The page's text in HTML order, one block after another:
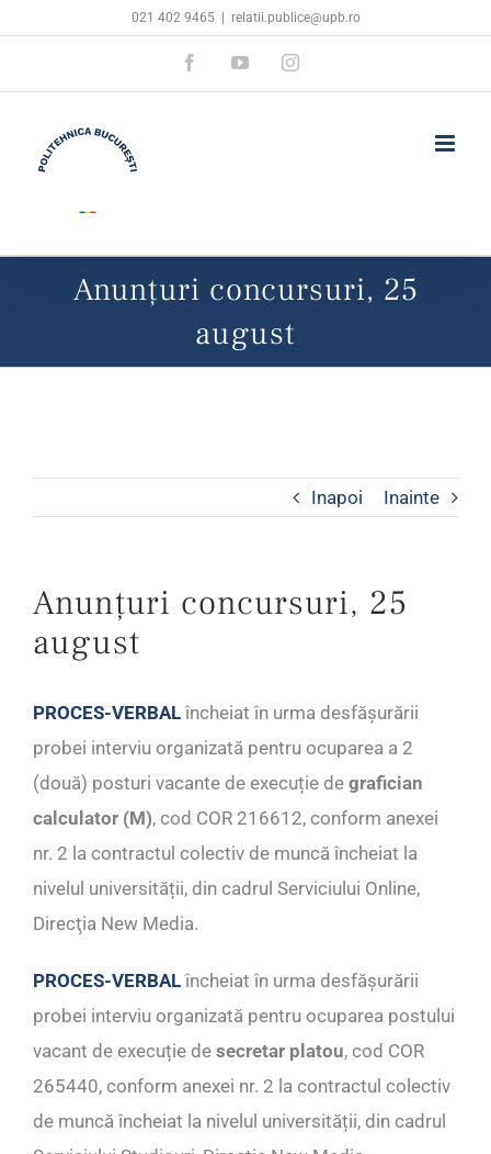
content
021 402 9465 relatii.publice@upb.ro
FacebookYouTubeInstagram
Anunțuri concursuri, 25
august
Inapoi Inainte
Anunțuri concursuri, 25
august
PROCES-VERBAL încheiat în urma desfășurării
probei interviu organizată pentru ocuparea a 2
(două) posturi vacante de execuție de grafician
calculator (M), cod COR 216612, conform anexei
nr. 2 la contractul colectiv de muncă încheiat la
nivelul universității, din cadrul Serviciului Online,
Direcţia New Media.
PROCES-VERBAL încheiat în urma desfășurării
probei interviu organizată pentru ocuparea postului
vacant de execuție de secretar platou, cod COR
265440, conform anexei nr. 2 la contractul colectiv
de muncă încheiat la nivelul universității, din cadrul